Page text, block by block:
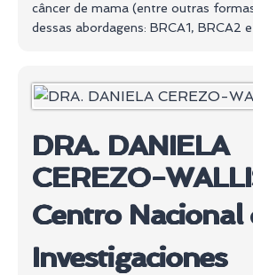
câncer de mama (entre outras
dessas abordagens: BRCA1, BRCA2
DRA. DANIELA
CEREZO-
Centro Nacional
Investigaciones